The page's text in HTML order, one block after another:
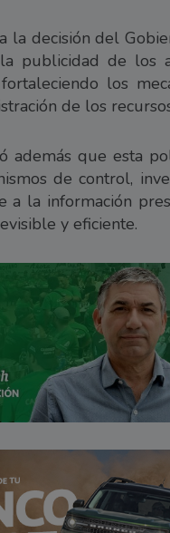
la decisión del
publicidad de los
los
de los
además que esta
de control,
a la información
y eficiente.